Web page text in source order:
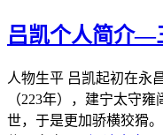
吕凯个人简介—
人物生平 吕凯起初在永
（223年），建宁太守
世，于是更加骄横狡猾